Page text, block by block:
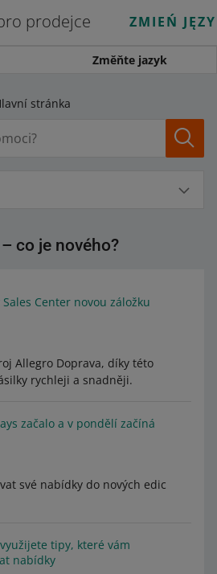
prodejce ZMIEŃ
Změňte jazyk
stránka
co je nového?
Center novou záložku
Allegro Doprava, díky této
rychleji a snadněji.
začalo a v pondělí začíná
své nabídky do nových edic
tipy, které vám
nabídky